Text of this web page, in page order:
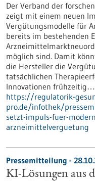
Der Verband der
zeigt mit einem neuen
Vergütungsmodelle für
bereits im bestehenden
möglich sind. Damit
die Hersteller die
tatsächlichen
Innovationen frühzeitig…
https://regulatorik-
pro.de/infothek/
setzt-impuls-fuer-
arzneimittelverguetung
Pressemitteilung -
KI-Lösungen aus